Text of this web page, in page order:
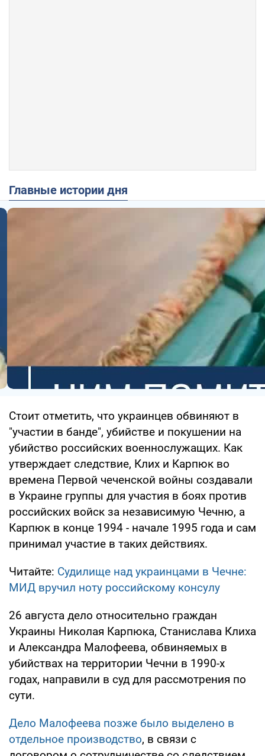
Главные истории дня
Стоит отметить, что украинцев обвиняют в
"участии в банде", убийстве и покушении на
убийство российских военнослужащих. Как
утверждает следствие, Клих и Карпюк во
времена Первой чеченской войны создавали
в Украине группы для участия в боях против
российских войск за независимую Чечню, а
Карпюк в конце 1994 - начале 1995 года и сам
принимал участие в таких действиях.
Читайте: Судилище над украинцами в Чечне:
МИД вручил ноту российскому консулу
26 августа дело относительно граждан
Украины Николая Карпюка, Станислава Клиха
и Александра Малофеева, обвиняемых в
убийствах на территории Чечни в 1990-х
годах, направили в суд для рассмотрения по
сути.
Дело Малофеева позже было выделено в
отдельное производство, в связи с